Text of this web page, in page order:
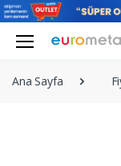
Ana Sayfa